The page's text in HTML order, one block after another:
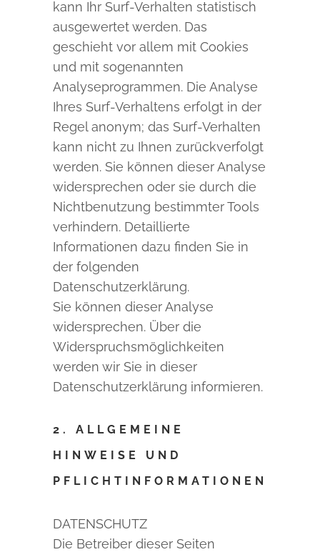
kann Ihr Surf-Verhalten statistisch
ausgewertet werden. Das
geschieht vor allem mit Cookies
und mit sogenannten
Analyseprogrammen. Die Analyse
Ihres Surf-Verhaltens erfolgt in der
Regel anonym; das Surf-Verhalten
kann nicht zu Ihnen zurückverfolgt
werden. Sie können dieser Analyse
widersprechen oder sie durch die
Nichtbenutzung bestimmter Tools
verhindern. Detaillierte
Informationen dazu finden Sie in
der folgenden
Datenschutzerklärung.
Sie können dieser Analyse
widersprechen. Über die
Widerspruchsmöglichkeiten
werden wir Sie in dieser
Datenschutzerklärung informieren.
2. ALLGEMEINE
HINWEISE UND
PFLICHTINFORMATIONEN
DATENSCHUTZ
Die Betreiber dieser Seiten